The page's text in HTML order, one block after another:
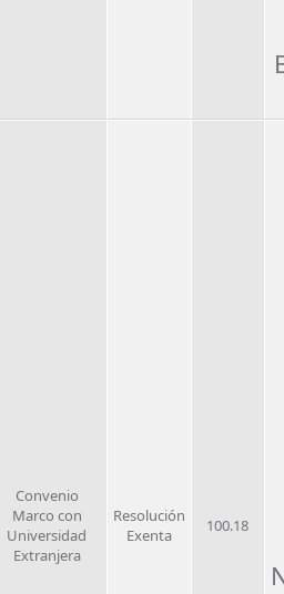
Convenio
Marco con
Universidad
Extranjera
Resolución
Exenta
100.18